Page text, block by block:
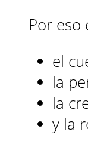
Por eso
el
la
la
y la